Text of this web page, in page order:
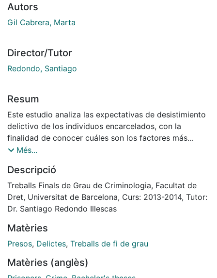
Autors
Gil Cabrera, Marta
Director/Tutor
Redondo, Santiago
Resum
Este estudio analiza las expectativas de desistimiento
delictivo de los individuos encarcelados, con la
finalidad de conocer cuáles son los factores más
influyentes en el proceso hacia el abandono del delito.
planteado por LeBel, Brunett, Maruna y Bushway. Este
modelo se basa en que los factores de cambio
dinámico suelen sub-dividirse en variables sociales y
subjetivas. Es decir, por un lado, los factores que
desarrollo vital, los eventos relevantes y las relaciones
y vínculos sociales. Y por el otro, los cambios
expectativas, etc. Se ha evaluado a 70 encarcelados
Més...
Descripció
Treballs Finals de Grau de Criminologia, Facultat de
Dret, Universitat de Barcelona, Curs: 2013-2014, Tutor:
Dr. Santiago Redondo Illescas
Matèries
Presos, Delictes, Treballs de fi de grau
Matèries (anglès)